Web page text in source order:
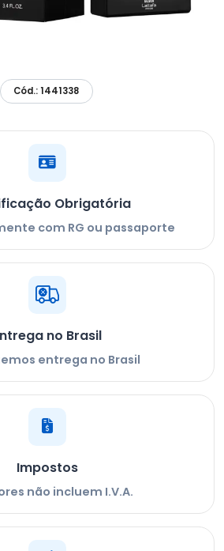
Cód.: 1441338
Obrigatória
com RG ou passaporte
no Brasil
entrega no Brasil
Impostos
não incluem I.V.A.